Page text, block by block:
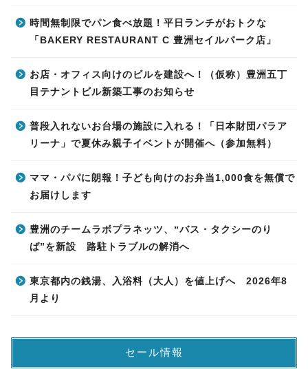
時間無制限でパン食べ放題！平日ランチがおトクな
「BAKERY RESTAURANT C 豊洲セイルパーク店」
お店・オフィス向けのビルを建設へ！（仮称）豊洲五丁
目テナントビル新築工事のお知らせ
普段入れないお台場の施設に入れる！「日本財団パラア
リーナ」で夏休み親子イベントが開催へ（参加無料）
ママ・パパに朗報！子ども向けのお弁当1,000食を無償で
お届けします
豊洲のチームラボプラネッツ、“バス・タクシーのり
ば”を新設 路駐トラブルの解消へ
東京都内の銭湯、入浴料（大人）を値上げへ 2026年8
月より
セール情報